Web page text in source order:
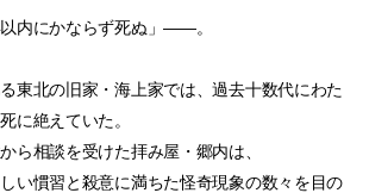
以内にかならず死ぬ」――。
東北の旧家・海上家では、過去十数代にわた
に絶えていた。
ら相談を受けた拝み屋・郷内は、
い慣習と殺意に満ちた怪奇現象の数々を目の